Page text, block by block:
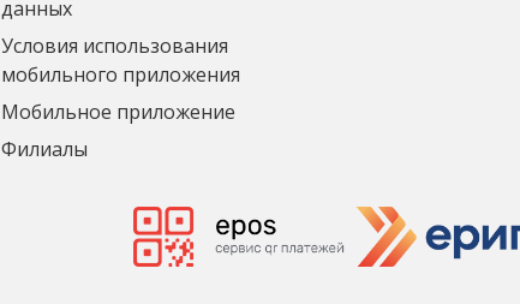
данных
Условия использования
мобильного приложения
Мобильное приложение
Филиалы